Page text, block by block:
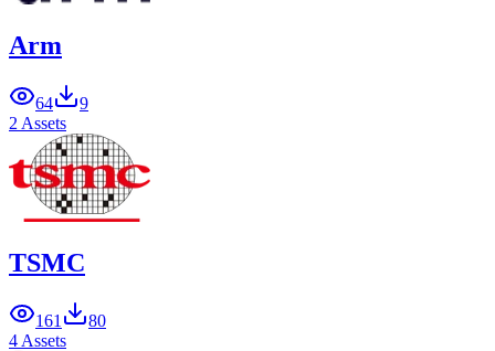
Arm
64
9
2 Assets
TSMC
161
80
4 Assets